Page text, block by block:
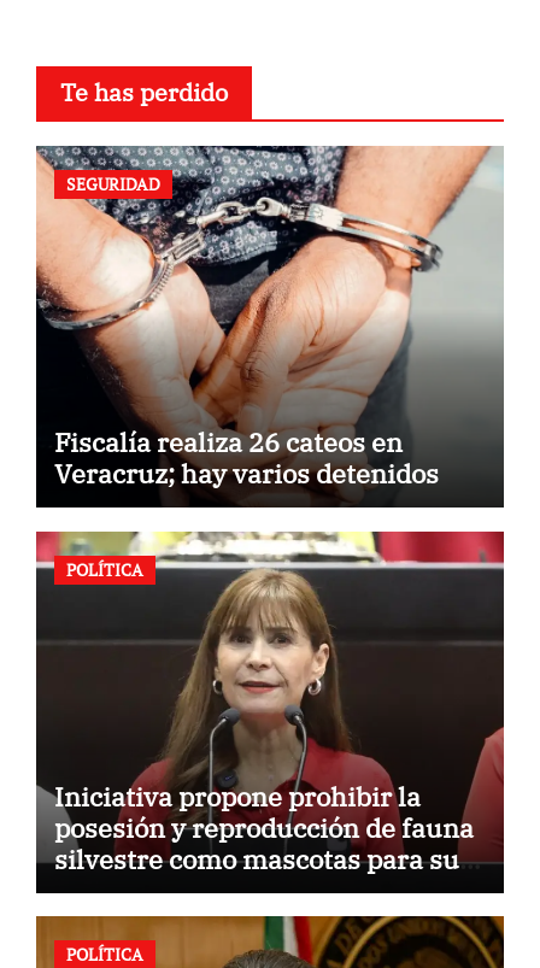
Te has perdido
SEGURIDAD
Fiscalía realiza 26 cateos en
Veracruz; hay varios detenidos
POLÍTICA
Iniciativa propone prohibir la
posesión y reproducción de fauna
silvestre como mascotas para su
comercialización
POLÍTICA